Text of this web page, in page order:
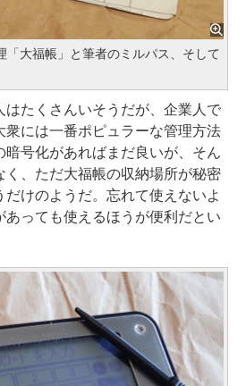
「大福帳」と筆者のミルパス、そして
たくさんいそうだが、企業人で
衆には一番ポピュラーな管理方法
暗号化があればまだ良いが、そん
く、ただ大福帳の収納場所が秘密
だけのようだ。忘れて使えないよ
あっても使えるほうが便利だとい